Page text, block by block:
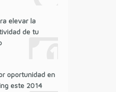
elevar la
de tu
oportunidad en
este 2014